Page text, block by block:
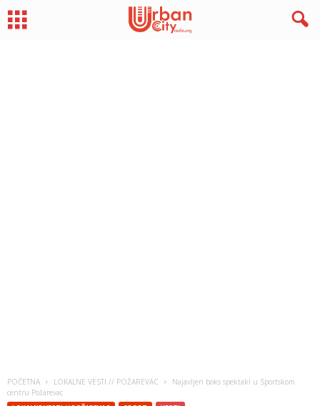
POČETNA LOKALNE VESTI // POŽAREVAC
Najavljen boks spektakl u Sportskom
centru Požarevac